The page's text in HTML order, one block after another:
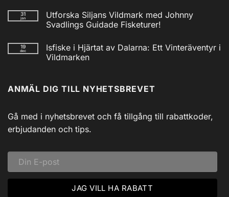
till
Nödradio
Vev
AM/FM
Powerbank
inkl
31
jan
Utforska Siljans Vildmark med Johnny
Svadlings Guidade Fisketurer!
till
Utforska
Siljans
Svadlings
Guidade
19
dec
Isfiske i Hjärtat av Dalarna: Ett Vinteräventyr i
Vildmarken
Isfiske
i
Dalarna:
Ett
Vinteräventyr
i
ANMÄL DIG TILL NYHETSBREVET
Gå med i nyhetsbrevet och få tillgång till rabattkoder,
erbjudanden och tips.